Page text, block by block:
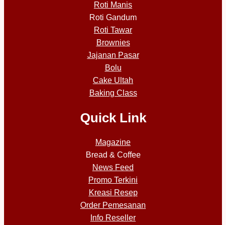
Roti Manis
Roti Gandum
Roti Tawar
Brownies
Jajanan Pasar
Bolu
Cake Ultah
Baking Class
Quick Link
Magazine
Bread & Coffee
News Feed
Promo Terkini
Kreasi Resep
Order Pemesanan
Info Reseller